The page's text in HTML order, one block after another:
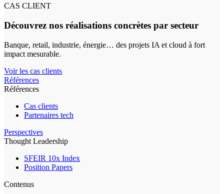
CAS CLIENT
Découvrez nos réalisations concrètes par secteur
Banque, retail, industrie, énergie… des projets IA et cloud à fort
impact mesurable.
Voir les cas clients
Références
Références
Cas clients
Partenaires tech
Perspectives
Thought Leadership
SFEIR 10x Index
Position Papers
Contenus